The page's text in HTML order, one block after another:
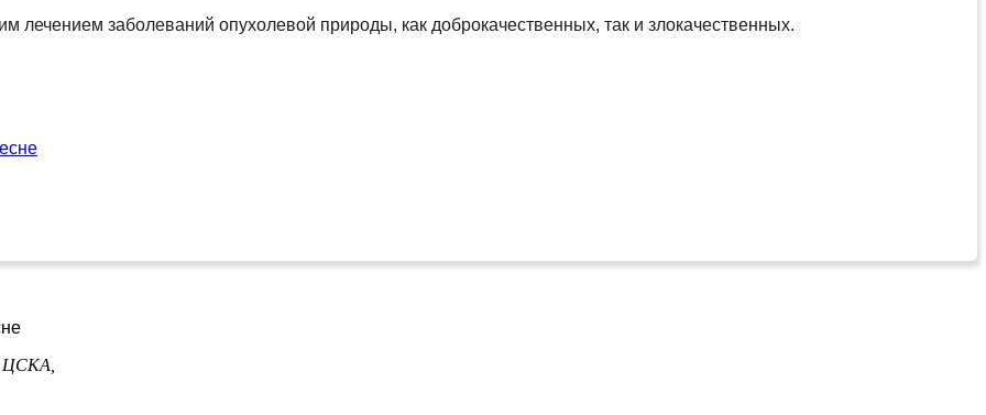
лечением заболеваний опухолевой природы, как доброкачественных, так и злокачественных.
ЦСКА,